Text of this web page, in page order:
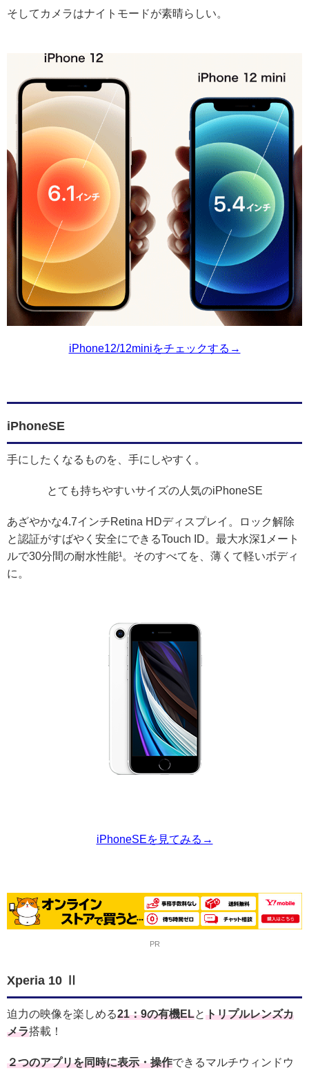
そしてカメラはナイトモードが素晴らしい。
iPhone12/12miniをチェックする→
iPhoneSE
手にしたくなるものを、手にしやすく。
とても持ちやすいサイズの人気のiPhoneSE
あざやかな4.7インチRetina HDディスプレイ。ロック解除
と認証がすばやく安全にできるTouch ID。最大水深1メート
ルで30分間の耐水性能¹。そのすべてを、薄くて軽いボディ
に。
iPhoneSEを見てみる→
PR
Xperia 10 Ⅱ
迫力の映像を楽しめる21：9の有機ELとトリプルレンズカ
メラ搭載！
２つのアプリを同時に表示・操作できるマルチウィンドウ